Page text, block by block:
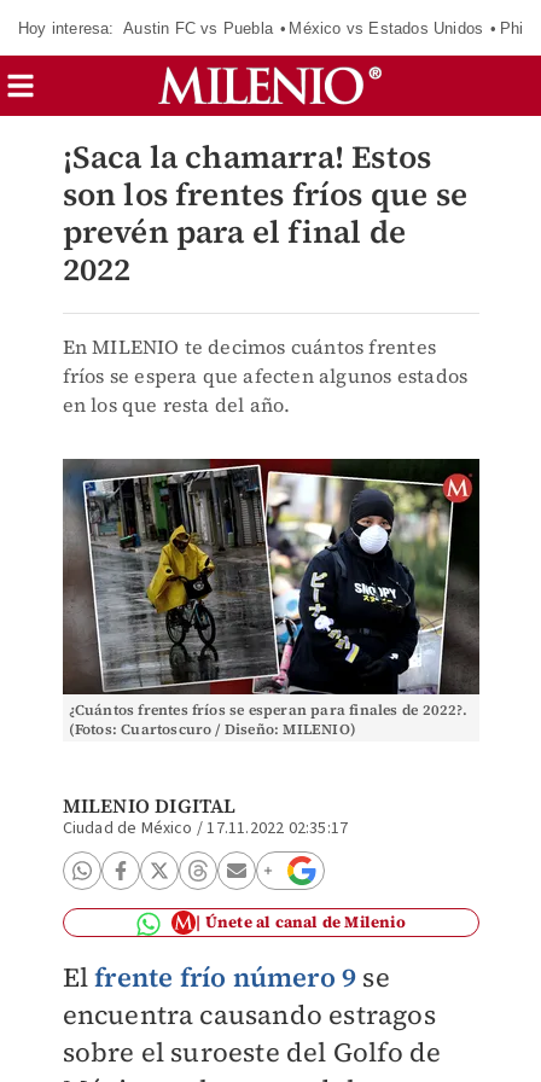
Hoy interesa: Austin FC vs Puebla México vs Estados Unidos
¡Saca la chamarra! Estos
son los frentes fríos que se
prevén para el final de
2022
En MILENIO te decimos cuántos frentes
fríos se espera que afecten algunos estados
en los que resta del año.
¿Cuántos frentes fríos se esperan para finales de 2022?.
(Fotos: Cuartoscuro / Diseño: MILENIO)
MILENIO DIGITAL
Ciudad de México /17.11.2022 02:35:17
Únete al canal de Milenio
Elfrente frío número 9 se
encuentra causando estragos
sobre el suroeste del Golfo de